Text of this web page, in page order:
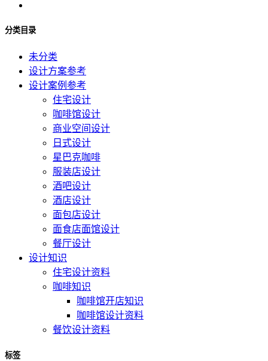
分类目录
未分类
设计方案参考
设计案例参考
住宅设计
咖啡馆设计
商业空间设计
日式设计
星巴克咖啡
服装店设计
酒吧设计
酒店设计
面包店设计
面食店面馆设计
餐厅设计
设计知识
住宅设计资料
咖啡知识
咖啡馆开店知识
咖啡馆设计资料
餐饮设计资料
标签